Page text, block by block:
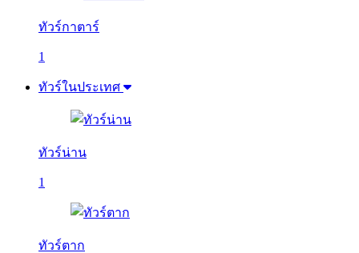
ทัวร์กาตาร์
1
ทัวร์ในประเทศ
ทัวร์น่าน
1
ทัวร์ตาก